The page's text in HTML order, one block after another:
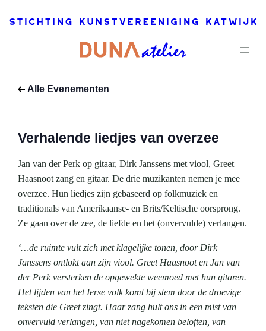
Alle Evenementen
19:30 –
is voorbij.
Verhalende liedjes van overzee
Jan van der Perk op gitaar, Dirk Janssens met viool, Greet
Haasnoot zang en gitaar. De drie muzikanten nemen je mee
overzee. Hun liedjes zijn gebaseerd op folkmuziek en
traditionals van Amerikaanse- en Brits/Keltische oorsprong.
Ze gaan over de zee, de liefde en het (onvervulde) verlangen.
‘…de ruimte vult zich met klagelijke tonen, door Dirk
Janssens ontlokt aan zijn viool. Greet Haasnoot en Jan van
der Perk versterken de opgewekte weemoed met hun gitaren.
Het lijden van het Ierse volk komt bij stem door de droevige
teksten die Greet zingt. Haar zang hult ons in een mist van
onvervuld verlangen, van niet nagekomen beloften, van